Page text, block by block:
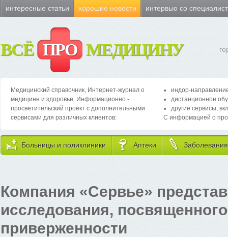
интересные статьи хорошие новости интервью со
ВСЁ ПРО МЕДИЦИНУ
Медицинский справочник, Интернет-журнал о
медицине и здоровье. Информационно -
просветительский проект с дополнительными
сервисами для различных клиентов:
индор-
дистанционное
другие сервисы,
С информацией о
Больницы и поликлиники Аптеки Заболевания
Компания «Сервье»
исследования,
приверженности